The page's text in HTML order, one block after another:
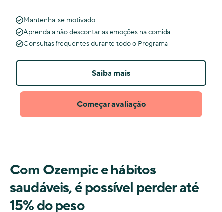
Mantenha-se motivado
Aprenda a não descontar as emoções na comida
Consultas frequentes durante todo o Programa
Saiba mais
Começar avaliação
Com Ozempic e hábitos
saudáveis, é possível perder até
15% do peso